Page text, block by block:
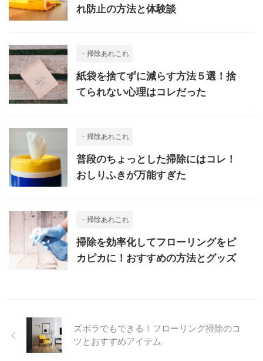
れ防止の方法と体験談
－掃除あれこれ
紙袋を捨てずに減らす方法５選！捨
てられない心理はコレだった
－掃除あれこれ
普段のちょっとした掃除にはコレ！
おしりふきが万能すぎた
－掃除あれこれ
掃除を効率化してフローリングをピ
カピカに！おすすめの方法とグッズ
ズボラでもできる！フローリング掃除のコ
ツとおすすめアイテム